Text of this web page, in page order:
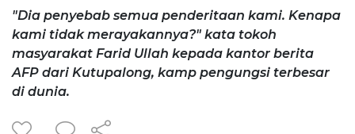
"Dia penyebab semua penderitaan kami. Kenapa
kami tidak merayakannya?" kata tokoh
masyarakat Farid Ullah kepada kantor berita
AFP dari Kutupalong, kamp pengungsi terbesar
di dunia.